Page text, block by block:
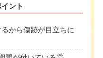
ント
から傷跡が目立ちに